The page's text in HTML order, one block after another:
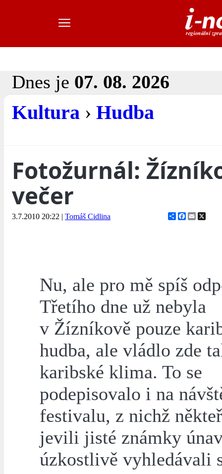
Dnes je 07. 08. 2026
Kultura › Hudba
Fotožurnál:
večer
3.7.2010 20:22 | Tomáš Cidlina ShareFacebook
Email
Nu, ale pro mě spíš
Třetího dne už nebyla
v Žízníkově pouze
hudba, ale vládlo zde
karibské klima. To se
podepisovalo i na
festivalu, z nichž
jevili jisté známky
úzkostlivě vyhledávali